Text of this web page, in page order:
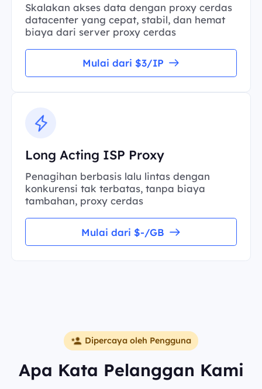
Skalakan akses data dengan proxy cerdas
datacenter yang cepat, stabil, dan hemat
biaya dari server proxy cerdas
Mulai dari $3/IP
Long Acting ISP Proxy
Penagihan berbasis lalu lintas dengan
konkurensi tak terbatas, tanpa biaya
tambahan, proxy cerdas
Mulai dari $-/GB
Dipercaya oleh Pengguna
Apa Kata Pelanggan Kami